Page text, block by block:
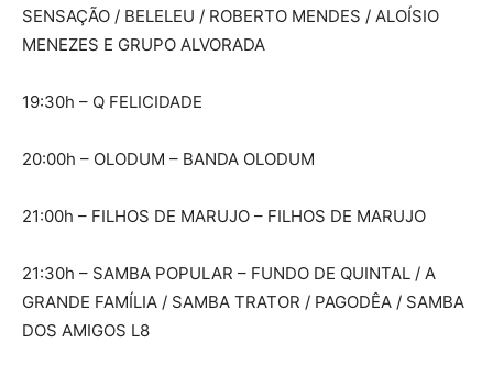
SENSAÇÃO / BELELEU / ROBERTO MENDES / ALOÍSIO
MENEZES E GRUPO ALVORADA
19:30h – Q FELICIDADE
20:00h – OLODUM – BANDA OLODUM
21:00h – FILHOS DE MARUJO – FILHOS DE MARUJO
21:30h – SAMBA POPULAR – FUNDO DE QUINTAL / A
GRANDE FAMÍLIA / SAMBA TRATOR / PAGODÊA / SAMBA
DOS AMIGOS L8